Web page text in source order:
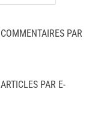
PAR
PAR E-